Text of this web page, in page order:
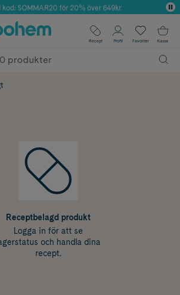
Butik 2025 inom Skönhet
kod: SOMMAR20 för 20% över 649kr
✓ Fri frakt
✓ Poäng på alla köp*
Recept Profil Favoriter Kassa
Receptbelagd produkt
Logga in för att se
och handla dina
recept.